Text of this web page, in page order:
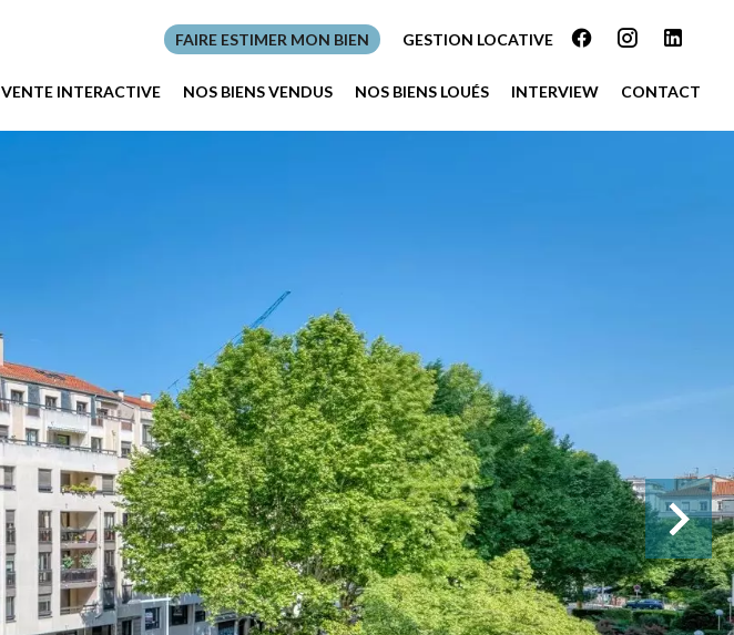
FAIRE ESTIMER MON BIEN GESTION LOCATIVE
VENTE INTERACTIVE NOS BIENS VENDUS NOS BIENS LOUÉS INTERVIEW CONTACT